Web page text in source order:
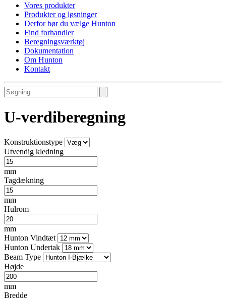
Vores produkter
Produkter og løsninger
Derfor bør du vælge Hunton
Find forhandler
Beregningsværktøj
Dokumentation
Om Hunton
Kontakt
U-verdiberegning
Konstruktionstype
Utvendig kledning
mm
Tagdækning
mm
Hulrom
mm
Hunton Vindtæt
Hunton Undertak
Beam Type
Højde
mm
Bredde